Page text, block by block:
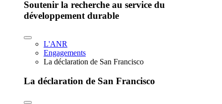
Soutenir la recherche au service du
développement durable
L'ANR
Engagements
La déclaration de San Francisco
La déclaration de San Francisco